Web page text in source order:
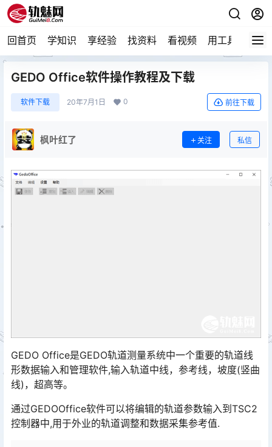
回首页 学知识 享经验 找资料 看视频 用工具 论技
GEDO Office软件操作教程及下载
软件下载 20年7月1日 0 前往下载
枫叶红了 关注 私信
GEDO Office是GEDO轨道测量系统中一个重要的轨道线
形数据输入和管理软件,输入轨道中线，参考线，坡度(竖曲
线)，超高等。
通过GEDOOffice软件可以将编辑的轨道参数输入到TSC2
控制器中,用于外业的轨道调整和数据采集参考值.